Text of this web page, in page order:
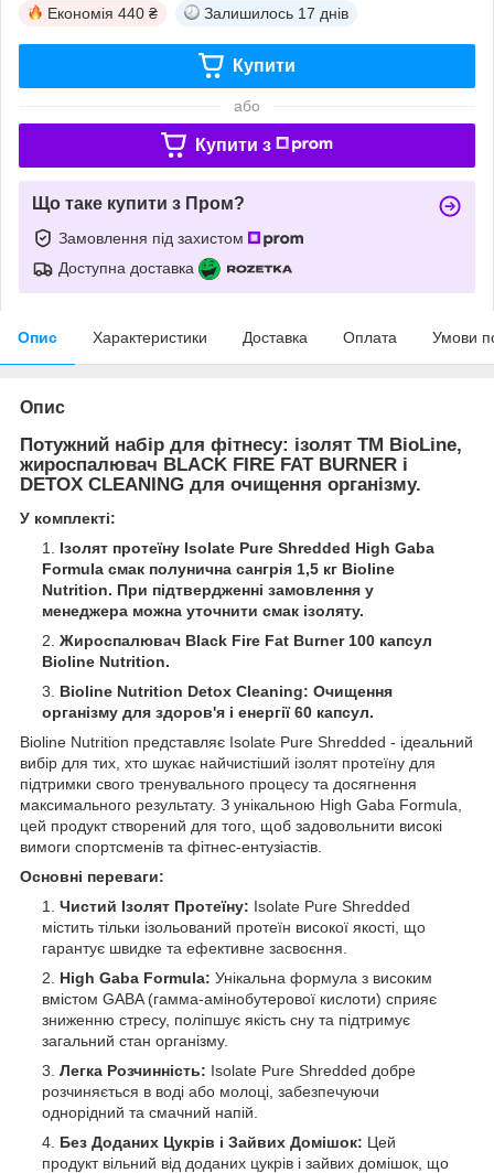
Економія 440 ₴ Залишилось 17 днів
Купити
або
Купити з
Що таке купити з Пром?
Замовлення під захистом
Доступна доставка
Опис Характеристики Доставка Оплата Умови
Опис
Потужний набір для фітнесу: ізолят TM BioLine,
жироспалювач BLACK FIRE FAT BURNER і
DETOX CLEANING для очищення організму.
У комплекті:
Ізолят протеїну Isolate Pure Shredded High Gaba
Formula смак полунична сангрія 1,5 кг Bioline
Nutrition. При підтвердженні замовлення у
менеджера можна уточнити смак ізоляту.
Жироспалювач Black Fire Fat Burner 100 капсул
Bioline Nutrition.
Bioline Nutrition Detox Cleaning: Очищення
організму для здоров'я і енергії 60 капсул.
Bioline Nutrition представляє Isolate Pure Shredded - ідеальний
вибір для тих, хто шукає найчистіший ізолят протеїну для
підтримки свого тренувального процесу та досягнення
максимального результату. З унікальною High Gaba Formula,
цей продукт створений для того, щоб задовольнити високі
вимоги спортсменів та фітнес-ентузіастів.
Основні переваги:
Чистий Ізолят Протеїну: Isolate Pure Shredded
містить тільки ізольований протеїн високої якості, що
гарантує швидке та ефективне засвоєння.
High Gaba Formula: Унікальна формула з високим
вмістом GABA (гамма-амінобутерової кислоти) сприяє
зниженню стресу, поліпшує якість сну та підтримує
загальний стан організму.
Легка Розчинність: Isolate Pure Shredded добре
розчиняється в воді або молоці, забезпечуючи
однорідний та смачний напій.
Без Доданих Цукрів і Зайвих Домішок: Цей
продукт вільний від доданих цукрів і зайвих домішок, що